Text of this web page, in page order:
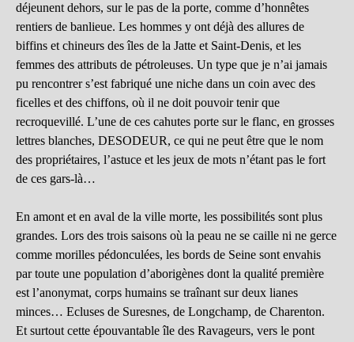
déjeunent dehors, sur le pas de la porte, comme d’honnêtes
rentiers de banlieue. Les hommes y ont déjà des allures de
biffins et chineurs des îles de la Jatte et Saint-Denis, et les
femmes des attributs de pétroleuses. Un type que je n’ai jamais
pu rencontrer s’est fabriqué une niche dans un coin avec des
ficelles et des chiffons, où il ne doit pouvoir tenir que
recroquevillé. L’une de ces cahutes porte sur le flanc, en grosses
lettres blanches, DESODEUR, ce qui ne peut être que le nom
des propriétaires, l’astuce et les jeux de mots n’étant pas le fort
de ces gars-là…
En amont et en aval de la ville morte, les possibilités sont plus
grandes. Lors des trois saisons où la peau ne se caille ni ne gerce
comme morilles pédonculées, les bords de Seine sont envahis
par toute une population d’aborigènes dont la qualité première
est l’anonymat, corps humains se traînant sur deux lianes
minces… Ecluses de Suresnes, de Longchamp, de Charenton.
Et surtout cette épouvantable île des Ravageurs, vers le pont